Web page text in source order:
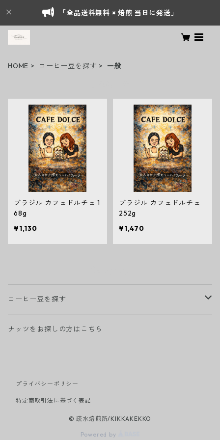
「全品送料無料 × 焙煎 当日に発送」
HOME コーヒー豆を探す 一般
ブラジル カフェドルチェ 1
68g
¥1,130
ブラジル カフェドルチェ
252g
¥1,470
コーヒー豆を探す
スペシャリティ
オリジナルブレンド
カフェインレス（デカフェ）
ナッツをお探しの方はこちら
プライバシーポリシー
特定商取引法に基づく表記
© 疏水焙煎所/KIKKAKEKKO
Powered by